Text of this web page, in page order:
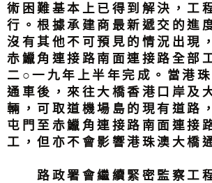
術困難基本上已得到解決，工
行。根據承建商最新遞交的進
沒有其他不可預見的情況出現
赤鱲角連接路南面連接路全部
二○一九年上半年完成。當港
通車後，來往大橋香港口岸及
輛，可取道機場島的現有道路
屯門至赤鱲角連接路南面連接
工，但亦不會影響港珠澳大橋
路政署會繼續緊密監察工